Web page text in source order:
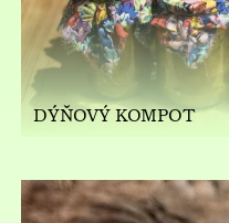
DÝŇOVÝ KOMPOT